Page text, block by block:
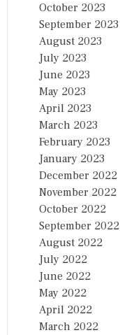
October 2023
September 2023
August 2023
July 2023
June 2023
May 2023
April 2023
March 2023
February 2023
January 2023
December 2022
November 2022
October 2022
September 2022
August 2022
July 2022
June 2022
May 2022
April 2022
March 2022